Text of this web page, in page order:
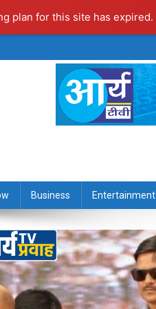
plan for this site has expired.
Business Entertainment